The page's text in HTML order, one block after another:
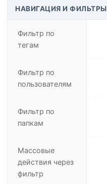
НАВИГАЦИЯ И ФИЛЬТРЫ
Фильтр по
тегам
Фильтр по
пользователям
Фильтр по
папкам
Массовые
действия через
фильтр